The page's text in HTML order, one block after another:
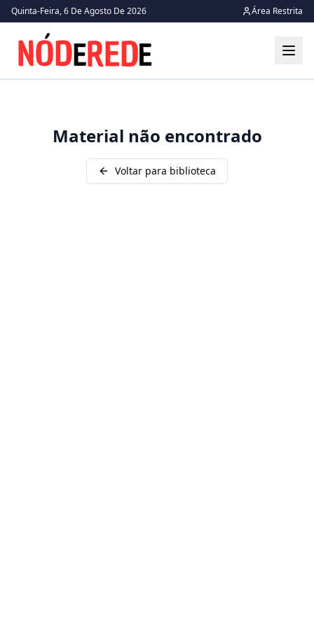
Quinta-Feira, 6 De Agosto De 2026 Área Restrita
Material não encontrado
Voltar para biblioteca